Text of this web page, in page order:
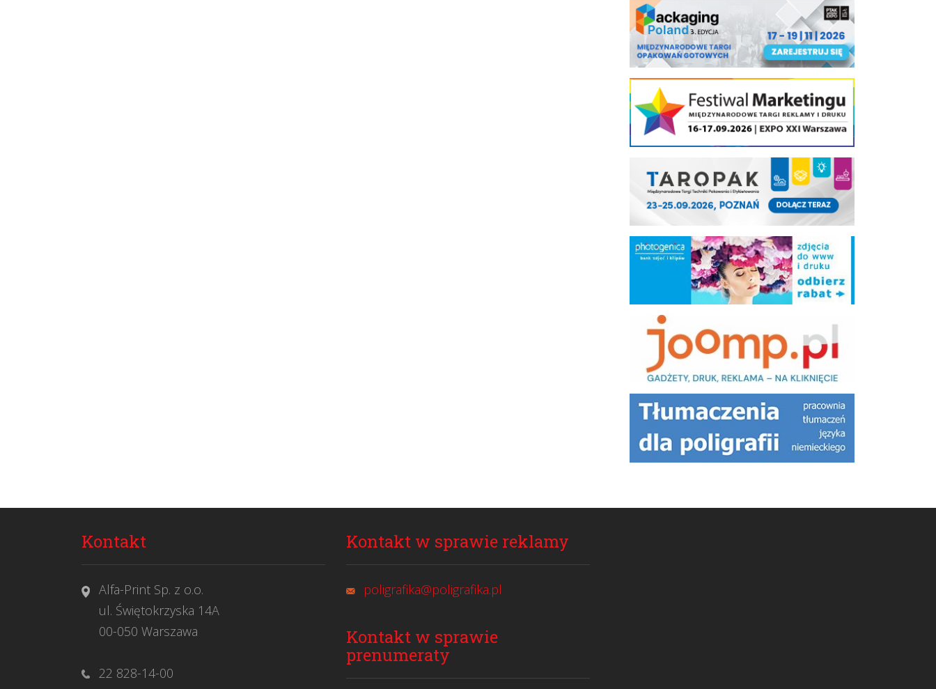
Kontakt
Alfa-Print Sp. z o.o.
ul. Świętokrzyska 14A
00-050 Warszawa
22 828-14-00
Kontakt w sprawie reklamy
poligrafika@poligrafika.pl
Kontakt w sprawie
prenumeraty